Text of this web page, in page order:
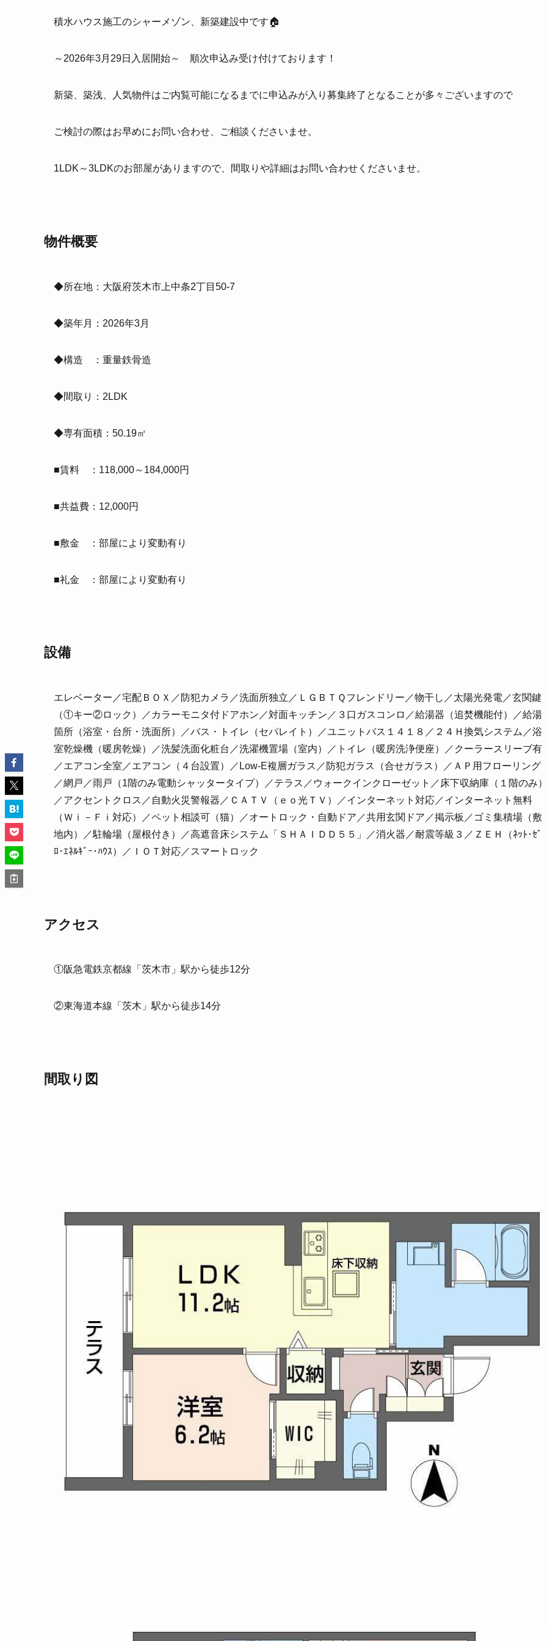
積水ハウス施工のシャーメゾン、新築建設中です🏠
～2026年3月29日入居開始～ 順次申込み受け付けております！
新築、築浅、人気物件はご内覧可能になるまでに申込みが入り募集終了となることが多々ございますので
ご検討の際はお早めにお問い合わせ、ご相談くださいませ。
1LDK～3LDKのお部屋がありますので、間取りや詳細はお問い合わせくださいませ。
物件概要
◆所在地：大阪府茨木市上中条2丁目50-7
◆築年月：2026年3月
◆構造 ：重量鉄骨造
◆間取り：2LDK
◆専有面積：50.19㎡
■賃料 ：118,000～184,000円
■共益費：12,000円
■敷金 ：部屋により変動有り
■礼金 ：部屋により変動有り
設備
エレベーター／宅配ＢＯＸ／防犯カメラ／洗面所独立／ＬＧＢＴＱフレンドリー／物干し／太陽光発電／玄関鍵
（①キー②ロック）／カラーモニタ付ドアホン／対面キッチン／３口ガスコンロ／給湯器（追焚機能付）／給湯
箇所（浴室・台所・洗面所）／バス・トイレ（セパレイト）／ユニットバス１４１８／２４Ｈ換気システム／浴
室乾燥機（暖房乾燥）／洗髪洗面化粧台／洗濯機置場（室内）／トイレ（暖房洗浄便座）／クーラースリーブ有
／エアコン全室／エアコン（４台設置）／Low-E複層ガラス／防犯ガラス（合せガラス）／ＡＰ用フローリング
／網戸／雨戸（1階のみ電動シャッタータイプ）／テラス／ウォークインクローゼット／床下収納庫（１階のみ）
／アクセントクロス／自動火災警報器／ＣＡＴＶ（ｅｏ光ＴＶ）／インターネット対応／インターネット無料
（Ｗｉ－Ｆｉ対応）／ペット相談可（猫）／オートロック・自動ドア／共用玄関ドア／掲示板／ゴミ集積場（敷
地内）／駐輪場（屋根付き）／高遮音床システム「ＳＨＡＩＤＤ５５」／消火器／耐震等級３／ＺＥＨ（ﾈｯﾄ･ｾﾞ
ﾛ･ｴﾈﾙｷﾞｰ･ﾊｳｽ）／ＩＯＴ対応／スマートロック
アクセス
①阪急電鉄京都線「茨木市」駅から徒歩12分
②東海道本線「茨木」駅から徒歩14分
間取り図